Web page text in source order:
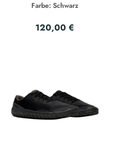
Farbe: Schwarz
120,00 €